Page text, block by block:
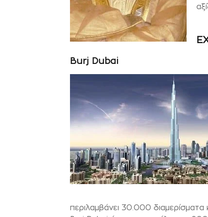
Burj Dubai
περιλαμβάνει 30.000